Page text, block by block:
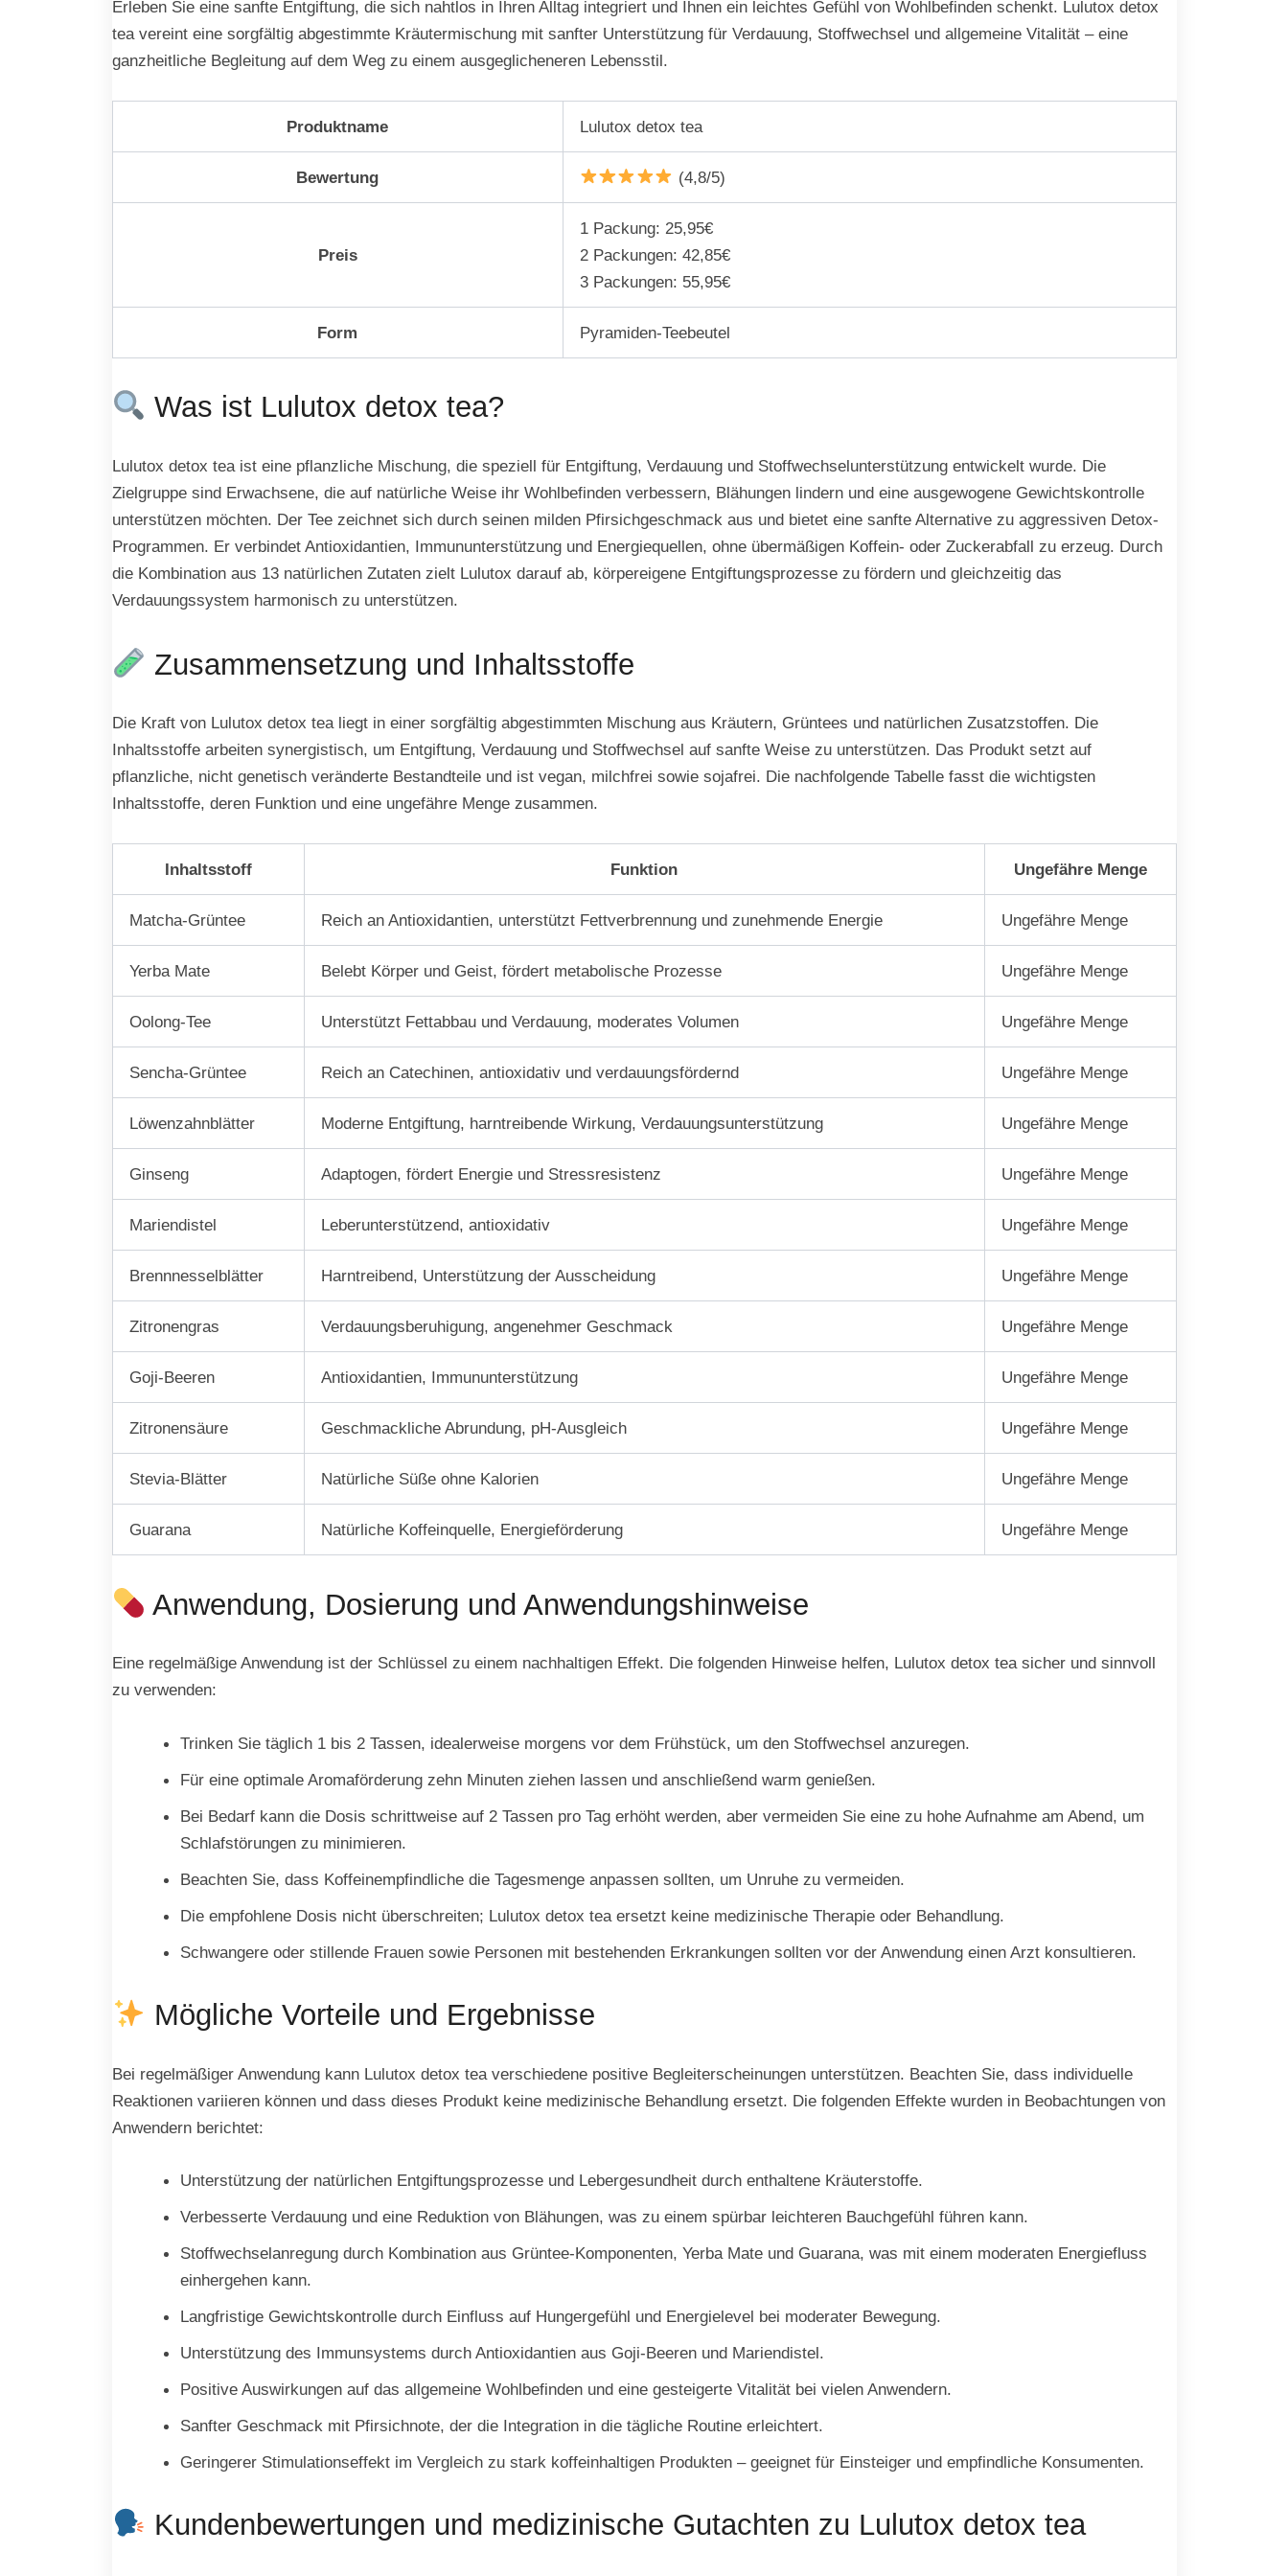
Erleben Sie eine sanfte Entgiftung, die sich nahtlos in Ihren Alltag integriert und Ihnen ein leichtes Gefühl von Wohlbefinden schenkt. Lulutox detox
tea vereint eine sorgfältig abgestimmte Kräutermischung mit sanfter Unterstützung für Verdauung, Stoffwechsel und allgemeine Vitalität – eine
ganzheitliche Begleitung auf dem Weg zu einem ausgeglicheneren Lebensstil.
Produktname Lulutox detox tea
Bewertung (4,8/5)
Preis
1 Packung: 25,95€
2 Packungen: 42,85€
3 Packungen: 55,95€
Form Pyramiden-Teebeutel
Was ist Lulutox detox tea?
Lulutox detox tea ist eine pflanzliche Mischung, die speziell für Entgiftung, Verdauung und Stoffwechselunterstützung entwickelt wurde. Die
Zielgruppe sind Erwachsene, die auf natürliche Weise ihr Wohlbefinden verbessern, Blähungen lindern und eine ausgewogene Gewichtskontrolle
unterstützen möchten. Der Tee zeichnet sich durch seinen milden Pfirsichgeschmack aus und bietet eine sanfte Alternative zu aggressiven Detox-
Programmen. Er verbindet Antioxidantien, Immununterstützung und Energiequellen, ohne übermäßigen Koffein- oder Zuckerabfall zu erzeug. Durch
die Kombination aus 13 natürlichen Zutaten zielt Lulutox darauf ab, körpereigene Entgiftungsprozesse zu fördern und gleichzeitig das
Verdauungssystem harmonisch zu unterstützen.
Zusammensetzung und Inhaltsstoffe
Die Kraft von Lulutox detox tea liegt in einer sorgfältig abgestimmten Mischung aus Kräutern, Grüntees und natürlichen Zusatzstoffen. Die
Inhaltsstoffe arbeiten synergistisch, um Entgiftung, Verdauung und Stoffwechsel auf sanfte Weise zu unterstützen. Das Produkt setzt auf
pflanzliche, nicht genetisch veränderte Bestandteile und ist vegan, milchfrei sowie sojafrei. Die nachfolgende Tabelle fasst die wichtigsten
Inhaltsstoffe, deren Funktion und eine ungefähre Menge zusammen.
Inhaltsstoff Funktion Ungefähre Menge
Matcha-Grüntee Reich an Antioxidantien, unterstützt Fettverbrennung und zunehmende Energie Ungefähre Menge
Yerba Mate Belebt Körper und Geist, fördert metabolische Prozesse Ungefähre Menge
Oolong-Tee Unterstützt Fettabbau und Verdauung, moderates Volumen Ungefähre Menge
Sencha-Grüntee Reich an Catechinen, antioxidativ und verdauungsfördernd Ungefähre Menge
Löwenzahnblätter Moderne Entgiftung, harntreibende Wirkung, Verdauungsunterstützung Ungefähre Menge
Ginseng Adaptogen, fördert Energie und Stressresistenz Ungefähre Menge
Mariendistel Leberunterstützend, antioxidativ Ungefähre Menge
Brennnesselblätter Harntreibend, Unterstützung der Ausscheidung Ungefähre Menge
Zitronengras Verdauungsberuhigung, angenehmer Geschmack Ungefähre Menge
Goji-Beeren Antioxidantien, Immununterstützung Ungefähre Menge
Zitronensäure Geschmackliche Abrundung, pH-Ausgleich Ungefähre Menge
Stevia-Blätter Natürliche Süße ohne Kalorien Ungefähre Menge
Guarana Natürliche Koffeinquelle, Energieförderung Ungefähre Menge
Anwendung, Dosierung und Anwendungshinweise
Eine regelmäßige Anwendung ist der Schlüssel zu einem nachhaltigen Effekt. Die folgenden Hinweise helfen, Lulutox detox tea sicher und sinnvoll
zu verwenden:
Trinken Sie täglich 1 bis 2 Tassen, idealerweise morgens vor dem Frühstück, um den Stoffwechsel anzuregen.
Für eine optimale Aromaförderung zehn Minuten ziehen lassen und anschließend warm genießen.
Bei Bedarf kann die Dosis schrittweise auf 2 Tassen pro Tag erhöht werden, aber vermeiden Sie eine zu hohe Aufnahme am Abend, um
Schlafstörungen zu minimieren.
Beachten Sie, dass Koffeinempfindliche die Tagesmenge anpassen sollten, um Unruhe zu vermeiden.
Die empfohlene Dosis nicht überschreiten; Lulutox detox tea ersetzt keine medizinische Therapie oder Behandlung.
Schwangere oder stillende Frauen sowie Personen mit bestehenden Erkrankungen sollten vor der Anwendung einen Arzt konsultieren.
Mögliche Vorteile und Ergebnisse
Bei regelmäßiger Anwendung kann Lulutox detox tea verschiedene positive Begleiterscheinungen unterstützen. Beachten Sie, dass individuelle
Reaktionen variieren können und dass dieses Produkt keine medizinische Behandlung ersetzt. Die folgenden Effekte wurden in Beobachtungen von
Anwendern berichtet:
Unterstützung der natürlichen Entgiftungsprozesse und Lebergesundheit durch enthaltene Kräuterstoffe.
Verbesserte Verdauung und eine Reduktion von Blähungen, was zu einem spürbar leichteren Bauchgefühl führen kann.
Stoffwechselanregung durch Kombination aus Grüntee-Komponenten, Yerba Mate und Guarana, was mit einem moderaten Energiefluss
einhergehen kann.
Langfristige Gewichtskontrolle durch Einfluss auf Hungergefühl und Energielevel bei moderater Bewegung.
Unterstützung des Immunsystems durch Antioxidantien aus Goji-Beeren und Mariendistel.
Positive Auswirkungen auf das allgemeine Wohlbefinden und eine gesteigerte Vitalität bei vielen Anwendern.
Sanfter Geschmack mit Pfirsichnote, der die Integration in die tägliche Routine erleichtert.
Geringerer Stimulationseffekt im Vergleich zu stark koffeinhaltigen Produkten – geeignet für Einsteiger und empfindliche Konsumenten.
Kundenbewertungen und medizinische Gutachten zu Lulutox detox tea